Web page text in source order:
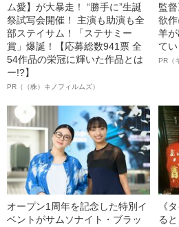
ム愛】が大暴走！ “勝手に”生誕
祭試写会開催！ 主演も助演も全
部ステイサム！「ステサミー
賞」爆誕！【応募総数941票 全
54作品の栄冠に輝いた作品とは
ー!?】
PR（（株）キノフィルムズ）
監
欲
羊
てい
PR（
オープン1周年を記念した特別イ
ベントがサムソナイト・ブラッ
《
る